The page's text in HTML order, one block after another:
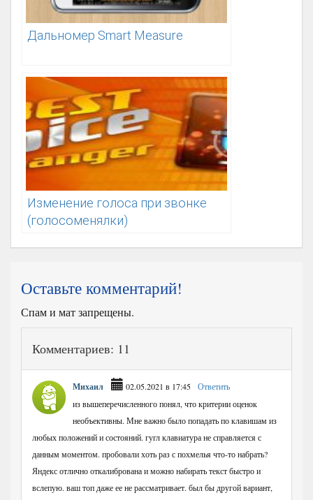
Дальномер Smart Measure
Изменение голоса при звонке
(голосоменялки)
Оставьте комментарий!
Спам и мат запрещены.
Комментариев: 11
Михаил 02.05.2021 в 17:45
Ответить
из вышеперечисленного понял, что критерии оценок
необъективны. Мне важно было попадать по клавишам из
любых положений и состояний. гугл клавиатура не справляется с
данным моментом. пробовали хоть раз с похмелья что-то набрать?
Яндекс отлично откалибрована и можно набирать текст быстро и
вслепую. ваш топ даже ее не рассматривает. был бы другой вариант,